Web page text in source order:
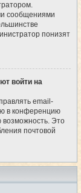
сообщениями
понизят
войти на
email-
в конференцию
возможность. Это
почтовой